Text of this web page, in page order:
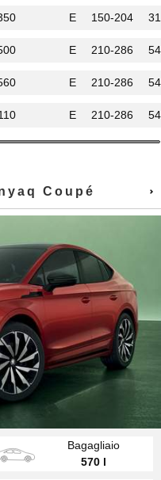
E 150-204
E 210-286
E 210-286
E 210-286
Coupé
Bagagliaio
570 l